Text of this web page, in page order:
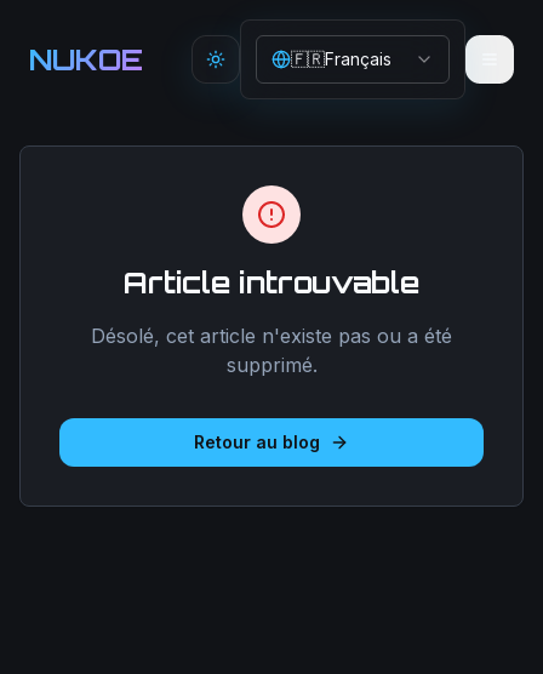
NUKOE Toggle theme
🇫🇷Français
Article introuvable
Désolé, cet article n'existe pas ou a été
supprimé.
Retour au blog